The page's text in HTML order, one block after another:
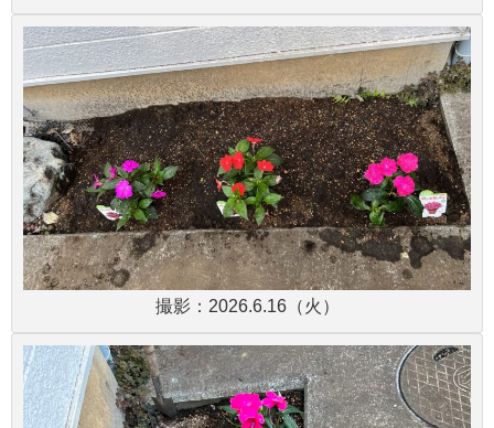
撮影：2026.6.16（火）